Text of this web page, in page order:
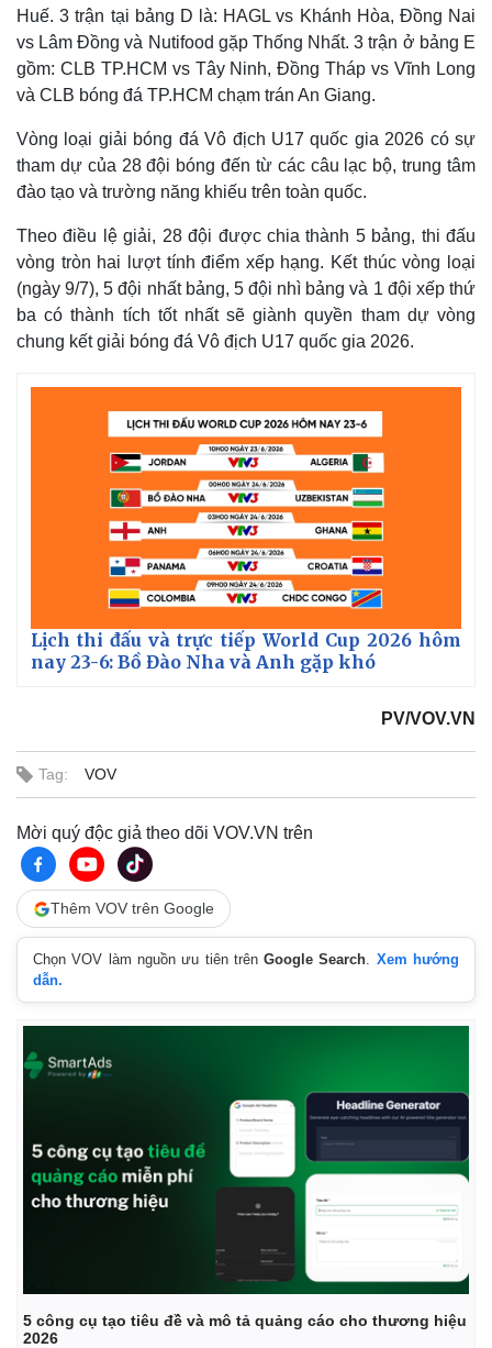
Cuộc sống đó đây
Multimedia
Ảnh
E-Magazine
Infographic
Huế. 3 trận tại bảng D là: HAGL vs Khánh Hòa, Đồng Nai
vs Lâm Đồng và Nutifood gặp Thống Nhất. 3 trận ở bảng E
gồm: CLB TP.HCM vs Tây Ninh, Đồng Tháp vs Vĩnh Long
và CLB bóng đá TP.HCM chạm trán An Giang.
Vòng loại giải bóng đá Vô địch U17 quốc gia 2026 có sự
tham dự của 28 đội bóng đến từ các câu lạc bộ, trung tâm
đào tạo và trường năng khiếu trên toàn quốc.
Theo điều lệ giải, 28 đội được chia thành 5 bảng, thi đấu
vòng tròn hai lượt tính điểm xếp hạng. Kết thúc vòng loại
(ngày 9/7), 5 đội nhất bảng, 5 đội nhì bảng và 1 đội xếp thứ
ba có thành tích tốt nhất sẽ giành quyền tham dự vòng
chung kết giải bóng đá Vô địch U17 quốc gia 2026.
Lịch thi đấu và trực tiếp World Cup 2026 hôm
nay 23-6: Bồ Đào Nha và Anh gặp khó
PV/VOV.VN
Tag: VOV
Mời quý độc giả theo dõi VOV.VN trên
Thêm VOV trên Google
Chọn VOV làm nguồn ưu tiên trênGoogle Search. Xem hướng
dẫn.
5 công cụ tạo tiêu đề và mô tả quảng cáo cho thương hiệu
2026